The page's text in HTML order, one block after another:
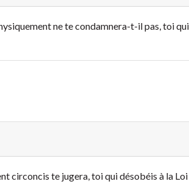
ne te condamnera-t-il pas, toi
circoncis te jugera, toi qui désobéis à la